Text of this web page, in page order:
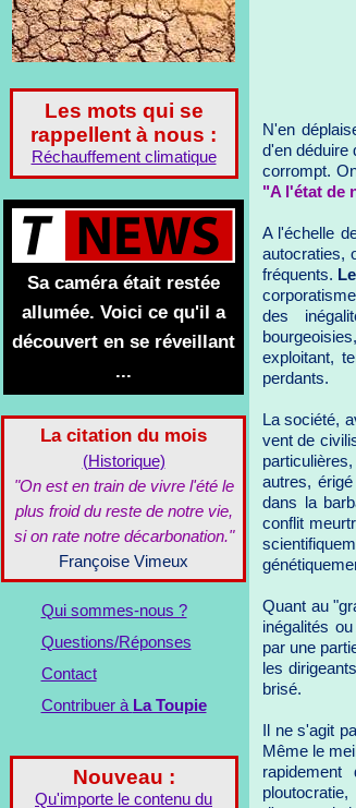
Les mots qui se
rappellent à nous :
Réchauffement climatique
Sa caméra était restée
allumée. Voici ce qu'il a
découvert en se réveillant
...
La citation du mois
(Historique)
"On est en train de vivre l'été le
plus froid du reste de notre vie,
si on rate notre décarbonation."
Françoise Vimeux
Qui sommes-nous ?
Questions/Réponses
Contact
Contribuer à La Toupie
Nouveau :
Qu'importe le contenu du
N'en
d'en déduire
corrompt.
"A l'état de
A l'échelle
autocraties,
fréquents.
des
exploitant,
perdants.
La société,
vent de
autres,
dans la
conflit
Quant au
inégalités
par une
les
brisé.
Il ne s'agit
Même le